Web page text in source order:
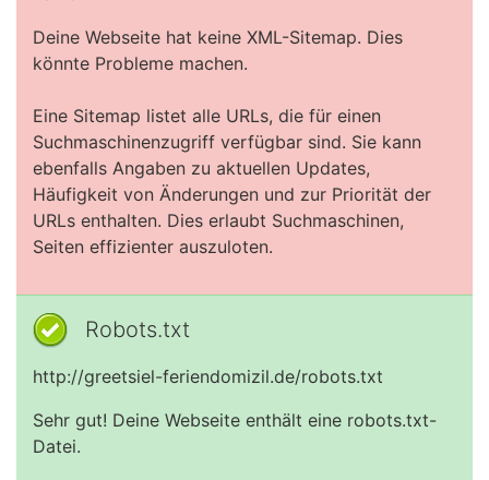
Deine Webseite hat keine XML-Sitemap. Dies
könnte Probleme machen.
Eine Sitemap listet alle URLs, die für einen
Suchmaschinenzugriff verfügbar sind. Sie kann
ebenfalls Angaben zu aktuellen Updates,
Häufigkeit von Änderungen und zur Priorität der
URLs enthalten. Dies erlaubt Suchmaschinen,
Seiten effizienter auszuloten.
Robots.txt
http://greetsiel-feriendomizil.de/robots.txt
Sehr gut! Deine Webseite enthält eine robots.txt-
Datei.